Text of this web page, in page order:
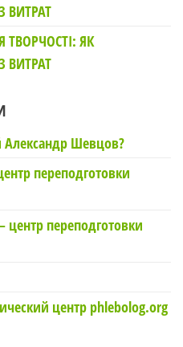
ВИТРАТ
ЯК
ВИТРАТ
Александр Шевцов?
переподготовки
центр переподготовки
центр phlebolog.org